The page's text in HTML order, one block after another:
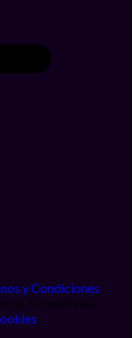
y Condiciones.
Si continúas
.